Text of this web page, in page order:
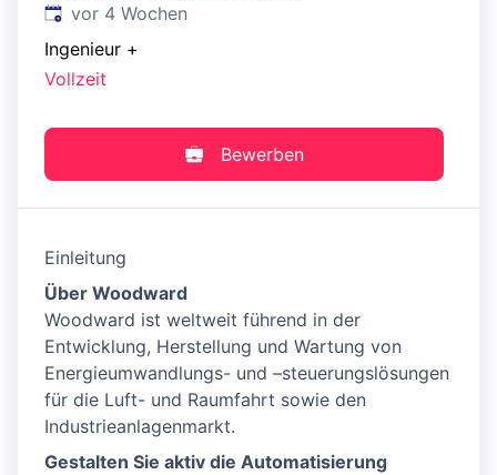
Veröffentlicht:
vor 4 Wochen
Ingenieur +
Vollzeit
Bewerben
Einleitung
Über Woodward
Woodward ist weltweit führend in der
Entwicklung, Herstellung und Wartung von
Energieumwandlungs- und –steuerungslösungen
für die Luft- und Raumfahrt sowie den
Industrieanlagenmarkt.
Gestalten Sie aktiv die Automatisierung